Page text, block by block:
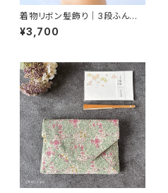
着物リボン髪飾り｜3段ふんわ
りピンクグレー
¥3,700